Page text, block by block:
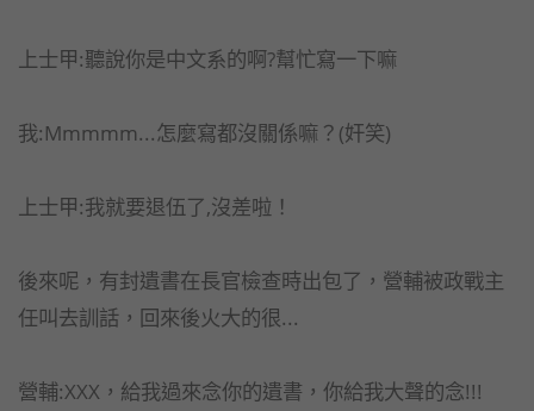
上士甲:聽說你是中文系的啊?幫忙寫一下嘛
我:Mmmmm...怎麼寫都沒關係嘛？(奸笑)
上士甲:我就要退伍了,沒差啦！
後來呢，有封遺書在長官檢查時出包了，營輔被政戰主
任叫去訓話，回來後火大的很...
營輔:XXX，給我過來念你的遺書，你給我大聲的念!!!